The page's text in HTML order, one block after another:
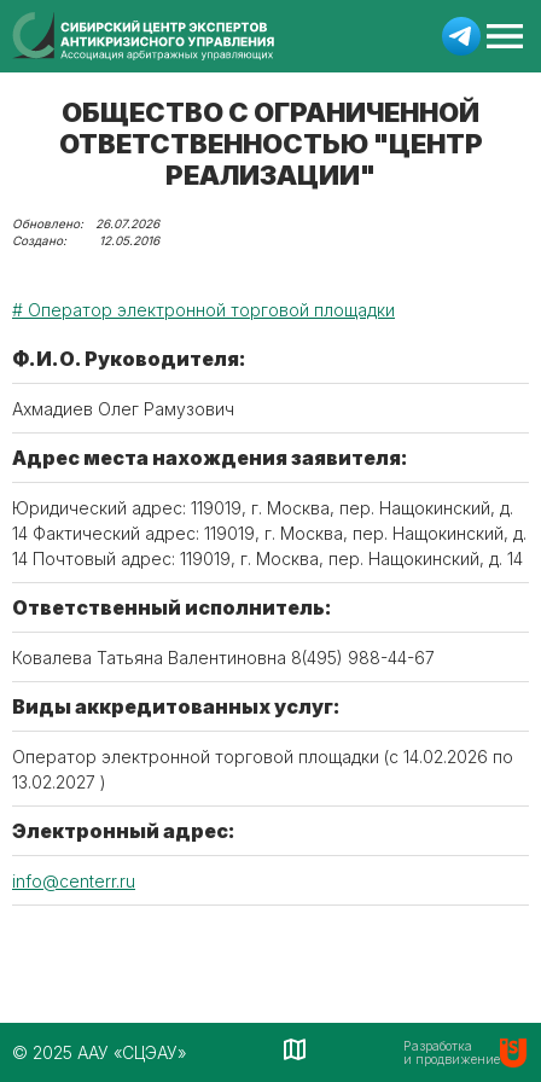
ОБЩЕСТВО С ОГРАНИЧЕННОЙ
ОТВЕТСТВЕННОСТЬЮ "ЦЕНТР
РЕАЛИЗАЦИИ"
26.07.2026
12.05.2016
Оператор электронной торговой площадки
Ф.И.О. Руководителя:
Ахмадиев Олег Рамузович
Адрес места нахождения заявителя:
Юридический адрес: 119019, г. Москва, пер. Нащокинский, д.
14 Фактический адрес: 119019, г. Москва, пер. Нащокинский, д.
14 Почтовый адрес: 119019, г. Москва, пер. Нащокинский, д. 14
Ответственный исполнитель:
Ковалева Татьяна Валентиновна 8(495) 988-44-67
Виды аккредитованных услуг:
Оператор электронной торговой площадки (c 14.02.2026 по
13.02.2027 )
Электронный адрес:
info@centerr.ru
© 2025 ААУ «СЦЭАУ»
Разработка
и продвижение